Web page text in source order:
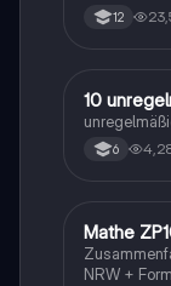
12
1 Englisch
10
6
Mathe
Mathe
NRW +